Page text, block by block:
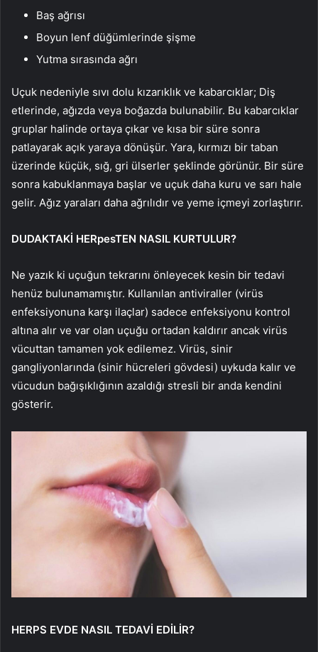
Baş ağrısı
Boyun lenf düğümlerinde şişme
Yutma sırasında ağrı
Uçuk nedeniyle sıvı dolu kızarıklık ve kabarcıklar; Diş
etlerinde, ağızda veya boğazda bulunabilir. Bu kabarcıklar
gruplar halinde ortaya çıkar ve kısa bir süre sonra
patlayarak açık yaraya dönüşür. Yara, kırmızı bir taban
üzerinde küçük, sığ, gri ülserler şeklinde görünür. Bir süre
sonra kabuklanmaya başlar ve uçuk daha kuru ve sarı hale
gelir. Ağız yaraları daha ağrılıdır ve yeme içmeyi zorlaştırır.
DUDAKTAKİ HERpesTEN NASIL KURTULUR?
Ne yazık ki uçuğun tekrarını önleyecek kesin bir tedavi
henüz bulunamamıştır. Kullanılan antiviraller (virüs
enfeksiyonuna karşı ilaçlar) sadece enfeksiyonu kontrol
altına alır ve var olan uçuğu ortadan kaldırır ancak virüs
vücuttan tamamen yok edilemez. Virüs, sinir
gangliyonlarında (sinir hücreleri gövdesi) uykuda kalır ve
vücudun bağışıklığının azaldığı stresli bir anda kendini
gösterir.
HERPS EVDE NASIL TEDAVİ EDİLİR?